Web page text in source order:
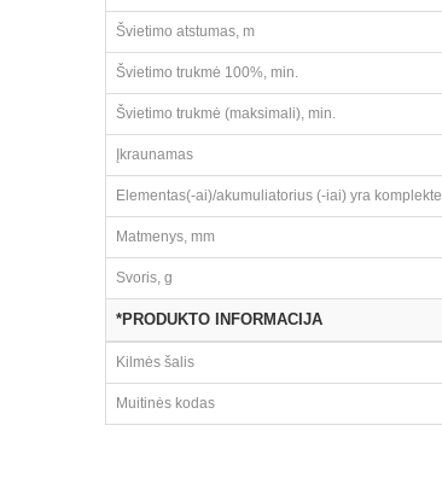
Švietimo atstumas, m
Švietimo trukmė 100%, min.
Švietimo trukmė (maksimali), min.
Įkraunamas
Elementas(-ai)/akumuliatorius (-iai) yra komplekte
Matmenys, mm
Svoris, g
*PRODUKTO INFORMACIJA
Kilmės šalis
Muitinės kodas